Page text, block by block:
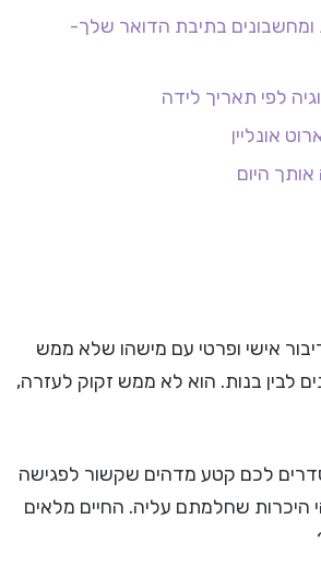
ומחשבונים בתיבת הדואר שלך-
לפי תאריך לידה
אונליין
היום
אישי ופרטי עם מישהו שלא ממש
לבין בנות. הוא לא ממש זקוק לעזרה,
לכם קטע מדהים שקשור לפגישה
היכרות שחלמתם עליה. החיים מלאים